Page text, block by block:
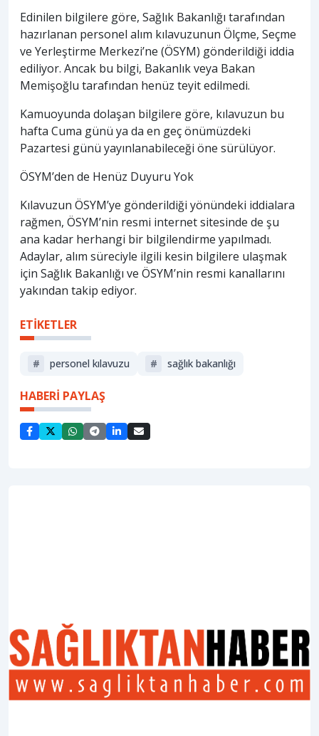
Edinilen bilgilere göre, Sağlık Bakanlığı tarafından
hazırlanan personel alım kılavuzunun Ölçme, Seçme
ve Yerleştirme Merkezi’ne (ÖSYM) gönderildiği iddia
ediliyor. Ancak bu bilgi, Bakanlık veya Bakan
Memişoğlu tarafından henüz teyit edilmedi.
Kamuoyunda dolaşan bilgilere göre, kılavuzun bu
hafta Cuma günü ya da en geç önümüzdeki
Pazartesi günü yayınlanabileceği öne sürülüyor.
ÖSYM’den de Henüz Duyuru Yok
Kılavuzun ÖSYM’ye gönderildiği yönündeki iddialara
rağmen, ÖSYM’nin resmi internet sitesinde de şu
ana kadar herhangi bir bilgilendirme yapılmadı.
Adaylar, alım süreciyle ilgili kesin bilgilere ulaşmak
için Sağlık Bakanlığı ve ÖSYM’nin resmi kanallarını
yakından takip ediyor.
ETİKETLER
# personel kılavuzu # sağlik bakanliği
HABERİ PAYLAŞ